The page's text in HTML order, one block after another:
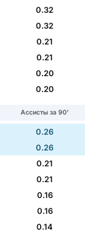
0.32
0.32
0.21
0.21
0.20
0.20
Ассисты за 90'
0.26
0.26
0.21
0.21
0.16
0.16
0.14